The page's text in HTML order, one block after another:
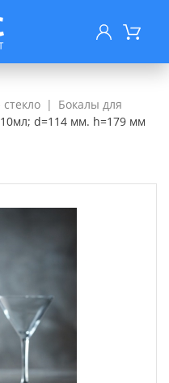
Бокалы для
d=114 мм. h=179 мм